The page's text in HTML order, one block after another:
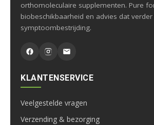
orthomoleculaire supplementen. Pure
biobeschikbaarheid en advies dat verder
symptoombestrijding.
KLANTENSERVICE
Veelgestelde vragen
Verzending & bezorging